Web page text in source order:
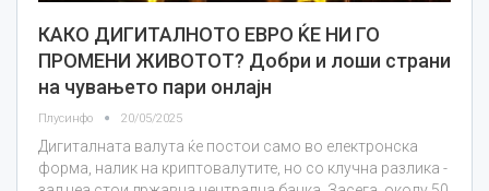
КАКО ДИГИТАЛНОТО ЕВРО ЌЕ НИ ГО
ПРОМЕНИ ЖИВОТОТ? Добри и лоши страни
на чувањето пари онлајн
Плусинфо 20/05/2025
Дигиталната валута ќе постои само во електронска
форма, налик на криптовалутите, но со клучна разлика -